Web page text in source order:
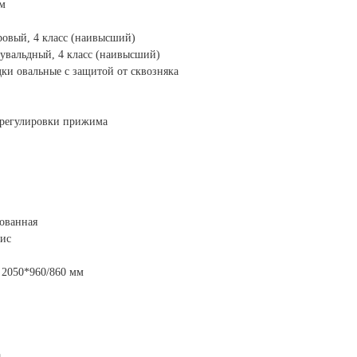
4 класс (наивысший)
4 класс (наивысший)
овальные с защитой от сквозняка
прижима
2050*960/860 мм